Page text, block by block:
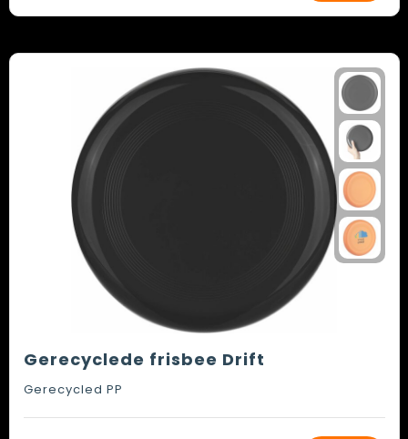
Gerecyclede frisbee Drift
Gerecycled PP